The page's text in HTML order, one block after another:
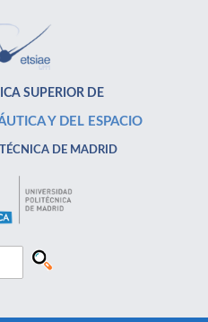
SUPERIOR DE
Y DEL ESPACIO
DE MADRID